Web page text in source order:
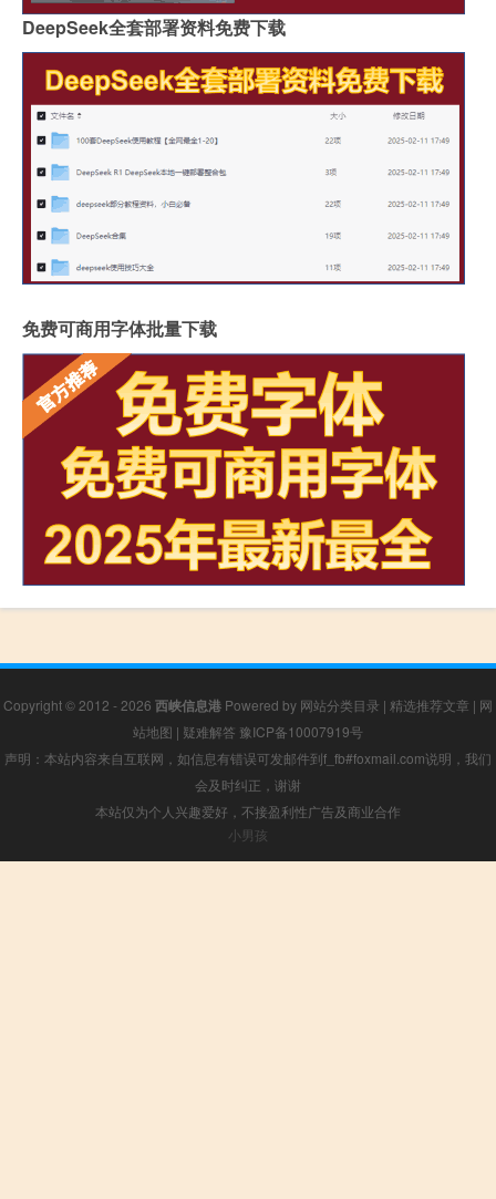
DeepSeek全套部署资料免费下载
免费可商用字体批量下载
Copyright © 2012 - 2026 西峡信息港 Powered by 网站分类目录 | 精选推荐文章 | 网
站地图 | 疑难解答 豫ICP备10007919号
声明：本站内容来自互联网，如信息有错误可发邮件到f_fb#foxmail.com说明，我们
会及时纠正，谢谢
本站仅为个人兴趣爱好，不接盈利性广告及商业合作
小男孩